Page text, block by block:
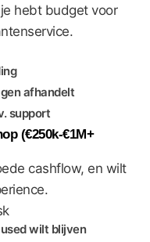
hebt budget voor
afhandelt
support
(€250k-€1M+
cashflow, en wilt
wilt blijven